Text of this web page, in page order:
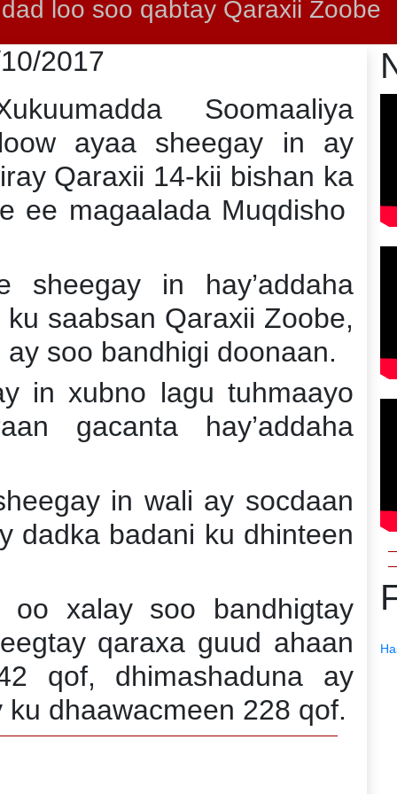
loo soo qabtay Qaraxii Zoobe
2017
Soomaaliya
ayaa sheegay in ay
Qaraxii 14-kii bishan ka
ee magaalada Muqdisho
sheegay in hay’addaha
saabsan Qaraxii Zoobe,
soo bandhigi doonaan.
in xubno lagu tuhmaayo
gacanta hay’addaha
in wali ay socdaan
dadka badani ku dhinteen
oo xalay soo bandhigtay
qaraxa guud ahaan
qof, dhimashaduna ay
dhaawacmeen 228 qof.